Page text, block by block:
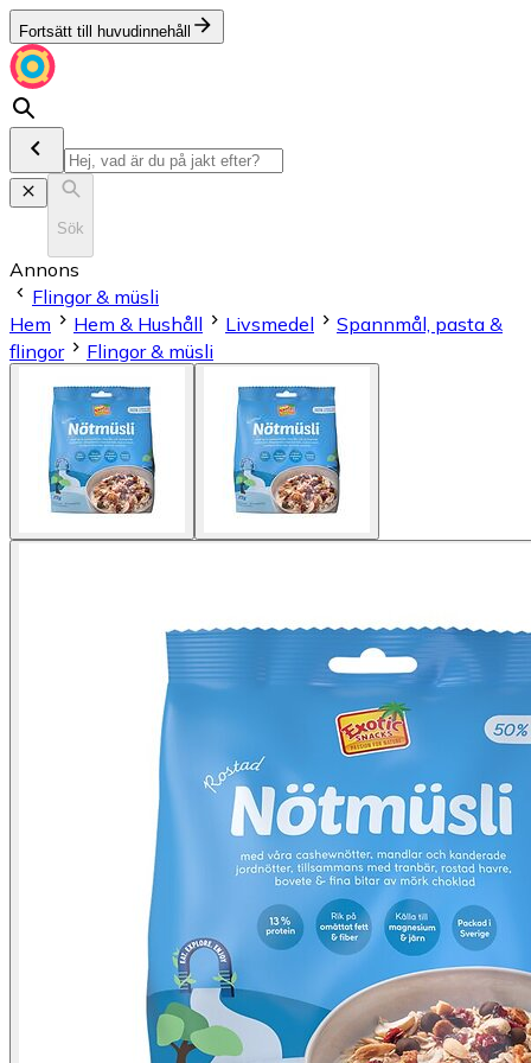
Fortsätt till huvudinnehåll
Sök
Annons
Flingor & müsli
Hem
Hem & Hushåll Livsmedel
Spannmål, pasta &
flingor
Flingor & müsli